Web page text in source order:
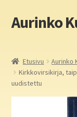
Siirry
navigointiin
Siirry
sisältöön
Aurinko
Yritys
Etusivu Aurinko
Kirkkovirsikirja,
uudistettu